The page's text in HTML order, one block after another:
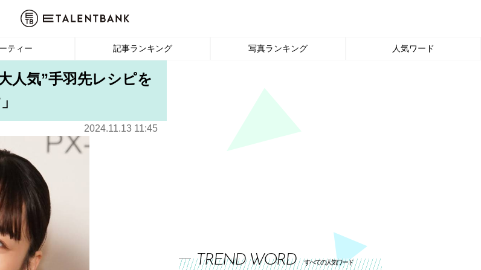
ティー 記事ランキング 写真ランキング 人気ワード
人気”手羽先レシピを
2024.11.13 11:45
TREND WORD すべての人気ワード